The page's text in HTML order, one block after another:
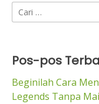
Cari
untuk:
Pos-pos
Beginilah Cara
Legends Tanpa